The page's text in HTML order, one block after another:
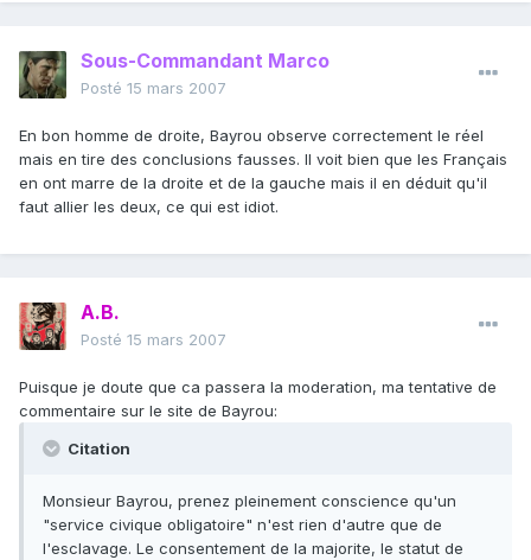
Sous-Commandant Marco
Posté 15 mars 2007
En bon homme de droite, Bayrou observe correctement le réel
mais en tire des conclusions fausses. Il voit bien que les Français
en ont marre de la droite et de la gauche mais il en déduit qu'il
faut allier les deux, ce qui est idiot.
A.B.
Posté 15 mars 2007
Puisque je doute que ca passera la moderation, ma tentative de
commentaire sur le site de Bayrou:
Citation
Monsieur Bayrou, prenez pleinement conscience qu'un
"service civique obligatoire" n'est rien d'autre que de
l'esclavage. Le consentement de la majorite, le statut de